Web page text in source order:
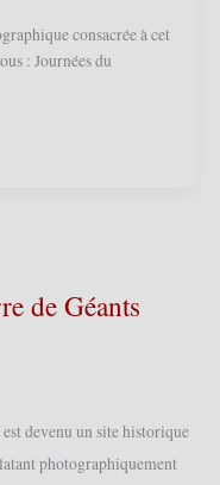
consacrée à cet
: Journées du
de Géants
est devenu un site historique
photographiquement